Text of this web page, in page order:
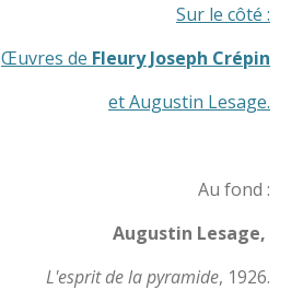
Sur le côté :
Œuvres de Fleury Joseph Crépin
et Augustin Lesage.
Au fond :
Augustin Lesage,
L'esprit de la pyramide, 1926.